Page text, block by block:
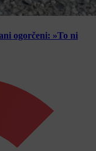
ogorčeni: »To ni